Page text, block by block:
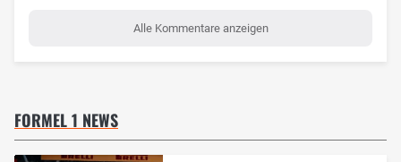
Alle Kommentare anzeigen
FORMEL 1 NEWS